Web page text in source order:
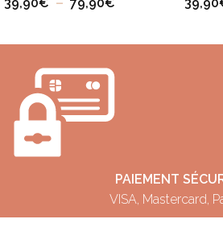
PAIEMENT
VISA, Mastercard,